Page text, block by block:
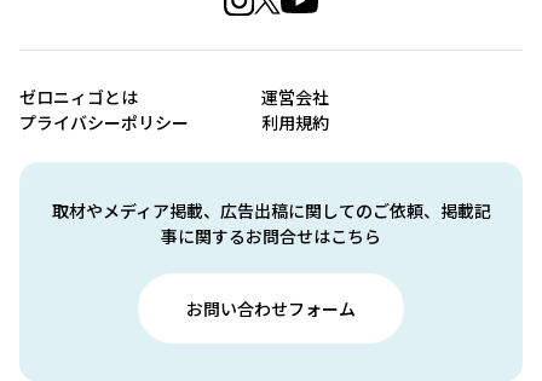
取材やメディア掲載、広告出稿に関してのご依頼、掲載記
事に関するお問合せはこちら
お問い合わせフォーム
ゼロニィゴとは
運営会社
プライバシーポリシー
利用規約